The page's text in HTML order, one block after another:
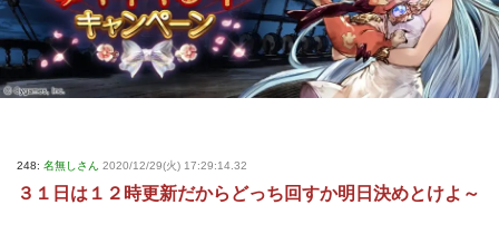
248: 名無しさん 2020/12/29(火) 17:29:14.32
３１日は１２時更新だからどっち回すか明日決めとけよ～